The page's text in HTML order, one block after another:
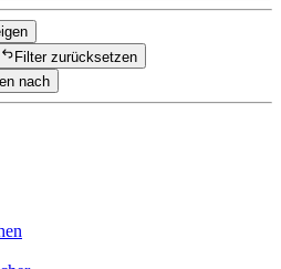
Filter zurücksetzen
nach